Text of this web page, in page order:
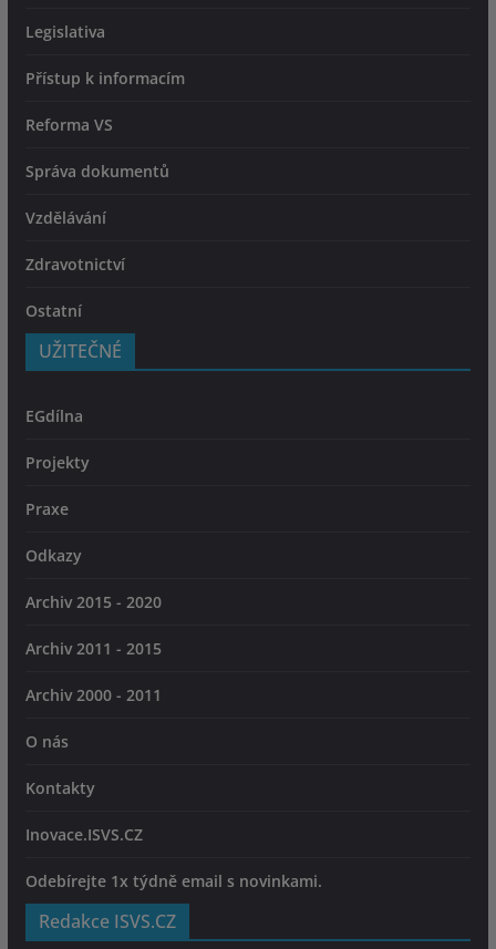
Legislativa
Přístup k informacím
Reforma VS
Správa dokumentů
Vzdělávání
Zdravotnictví
Ostatní
UŽITEČNÉ
EGdílna
Projekty
Praxe
Odkazy
Archiv 2015 - 2020
Archiv 2011 - 2015
Archiv 2000 - 2011
O nás
Kontakty
Inovace.ISVS.CZ
Odebírejte 1x týdně email s novinkami.
Redakce ISVS.CZ